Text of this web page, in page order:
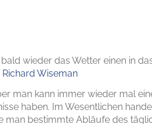
wieder das Wetter einen in
Richard Wiseman
man kann immer wieder mal
haben. Im Wesentlichen
man bestimmte Abläufe des